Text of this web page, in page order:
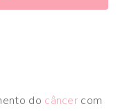
do câncer com